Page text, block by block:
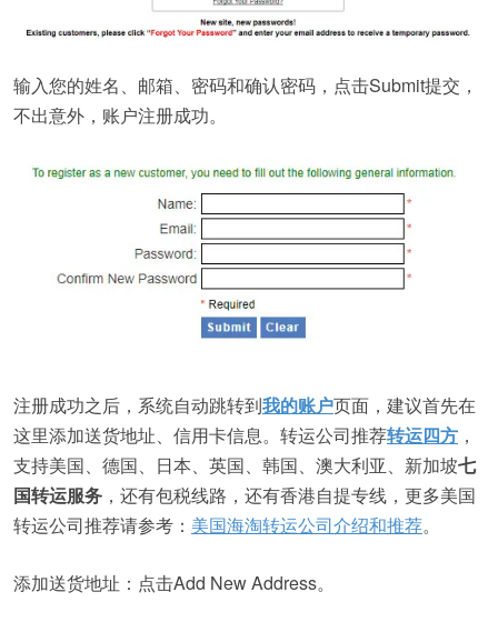
输入您的姓名、邮箱、密码和确认密码，点击Submit提交，
不出意外，账户注册成功。
注册成功之后，系统自动跳转到我的账户页面，建议首先在
这里添加送货地址、信用卡信息。转运公司推荐转运四方 ，
支持美国、德国、日本、英国、韩国、澳大利亚、新加坡七
国转运服务 ，还有包税线路，还有香港自提专线，更多美国
转运公司推荐请参考： 美国海淘转运公司介绍和推荐。
添加送货地址：点击Add New Address。